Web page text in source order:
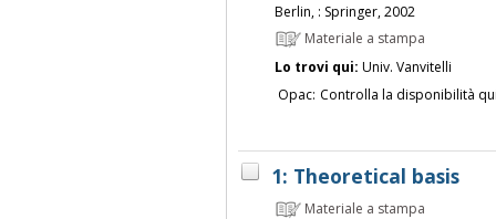
Berlin, : Springer, 2002
Materiale a stampa
Lo trovi qui: Univ. Vanvitelli
Opac: Controlla la disponibilità
1: Theoretical basis
Materiale a stampa